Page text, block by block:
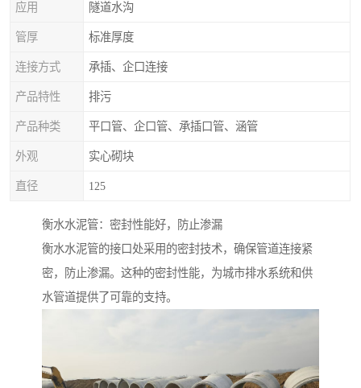
应用 隧道水沟
管厚 标准厚度
连接方式 承插、企口连接
产品特性 排污
产品种类 平口管、企口管、承插口管、涵管
外观 实心砌块
直径 125
衡水水泥管：密封性能好，防止渗漏
衡水水泥管的接口处采用的密封技术，确保管道连接紧
密，防止渗漏。这种的密封性能，为城市排水系统和供
水管道提供了可靠的支持。